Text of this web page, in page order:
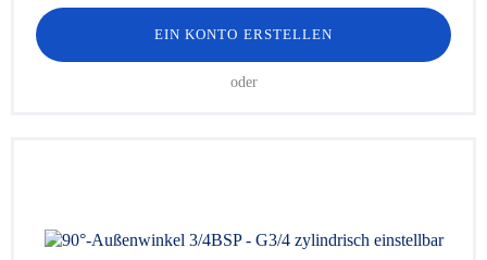
EIN KONTO ERSTELLEN
oder